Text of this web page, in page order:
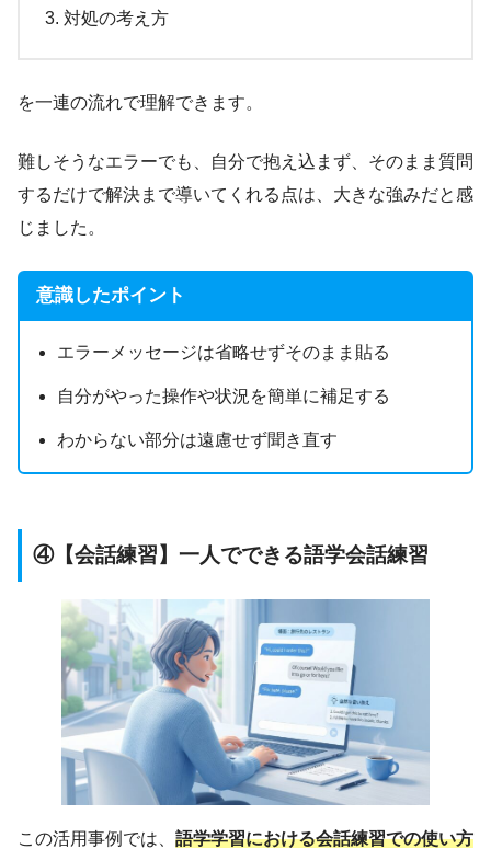
対処の考え方
を一連の流れで理解できます。
難しそうなエラーでも、自分で抱え込まず、そのまま質問
するだけで解決まで導いてくれる点は、大きな強みだと感
じました。
意識したポイント
エラーメッセージは省略せずそのまま貼る
自分がやった操作や状況を簡単に補足する
わからない部分は遠慮せず聞き直す
④【会話練習】一人でできる語学会話練習
この活用事例では、 語学学習における会話練習での使い方